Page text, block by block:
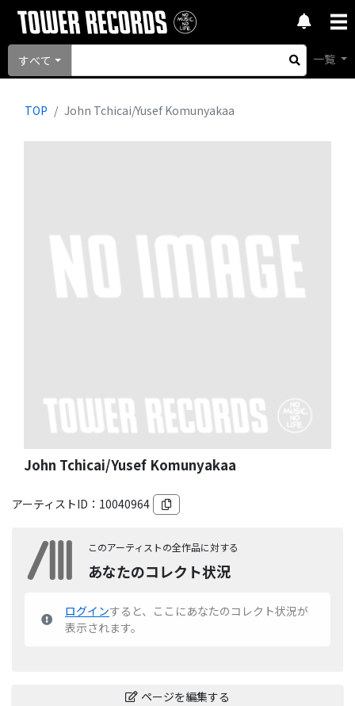
すべて 一覧
TOP John Tchicai/Yusef Komunyakaa
John Tchicai/Yusef Komunyakaa
アーティストID： 10040964
このアーティストの全作品に対する
あなたのコレクト状況
ログインすると、ここにあなたのコレクト状況が
表示されます。
ページを編集する